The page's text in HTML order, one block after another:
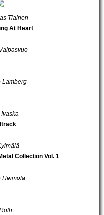
Tiainen
At Heart
Lamberg
Collection Vol. 1
Heimola